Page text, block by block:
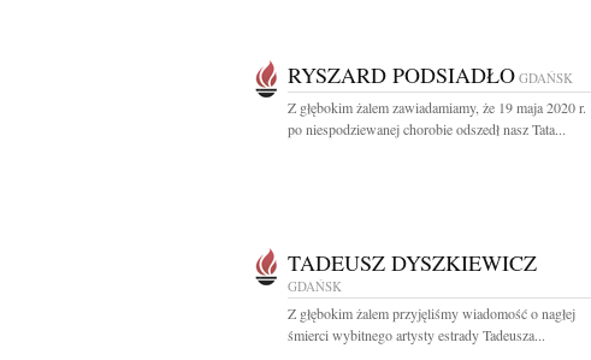
RYSZARD PODSIADŁO GDAŃSK
Z głębokim żalem zawiadamiamy, że 19 maja 2020 r.
po niespodziewanej chorobie odszedł nasz Tata...
TADEUSZ DYSZKIEWICZ
GDAŃSK
Z głębokim żalem przyjęliśmy wiadomość o nagłej
śmierci wybitnego artysty estrady Tadeusza...